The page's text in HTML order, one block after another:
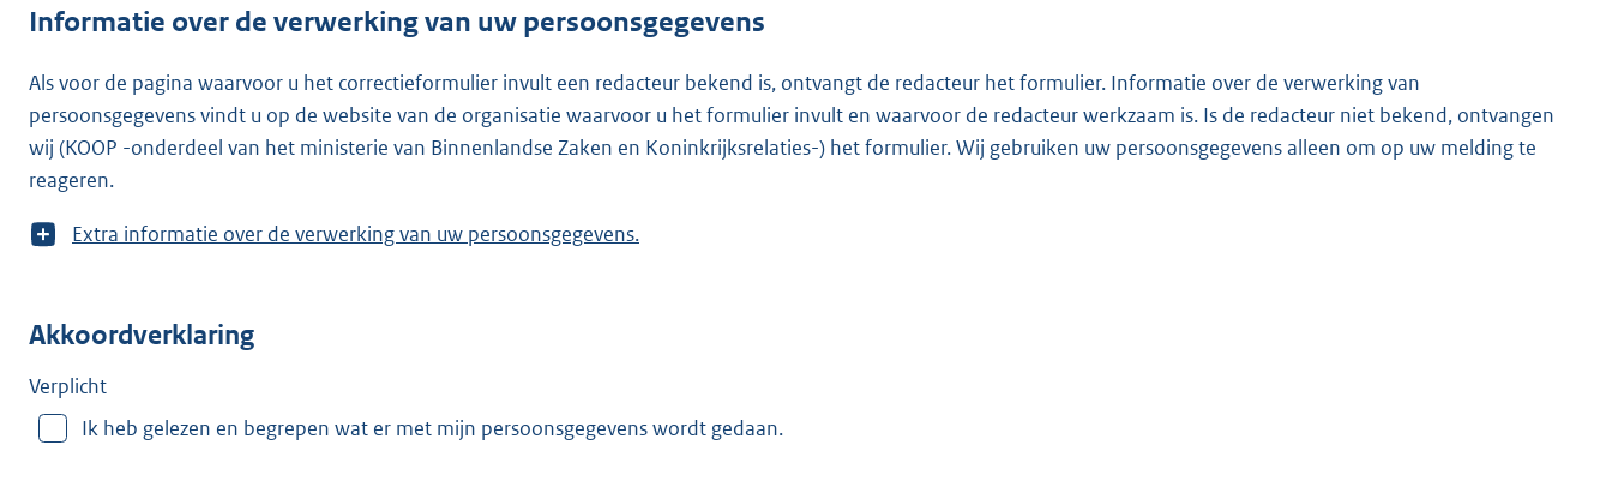
Informatie over de verwerking van uw persoonsgegevens
Als voor de pagina waarvoor u het correctieformulier invult een redacteur bekend is, ontvangt de redacteur het formulier. Informatie over de verwerking van
persoonsgegevens vindt u op de website van de organisatie waarvoor u het formulier invult en waarvoor de redacteur werkzaam is. Is de redacteur niet bekend, ontvangen
wij (KOOP -onderdeel van het ministerie van Binnenlandse Zaken en Koninkrijksrelaties-) het formulier. Wij gebruiken uw persoonsgegevens alleen om op uw melding te
reageren.
T
m
e
Extra informatie over de verwerking van uw persoonsgegevens.
Akkoordverklaring
Verplicht
Ik heb gelezen en begrepen wat er met mijn persoonsgegevens wordt gedaan.